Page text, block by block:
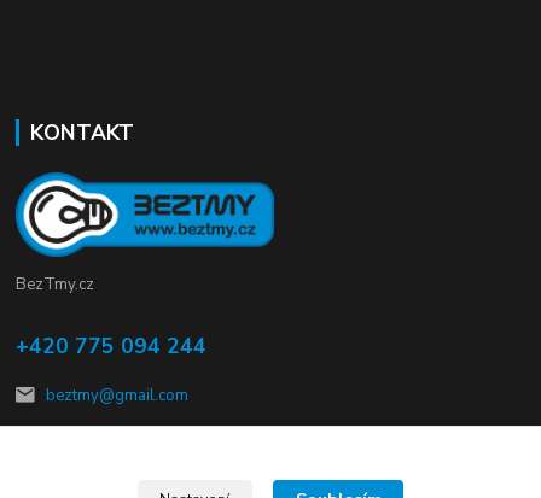
KONTAKT
BezTmy.cz
+420 775 094 244
beztmy@gmail.com